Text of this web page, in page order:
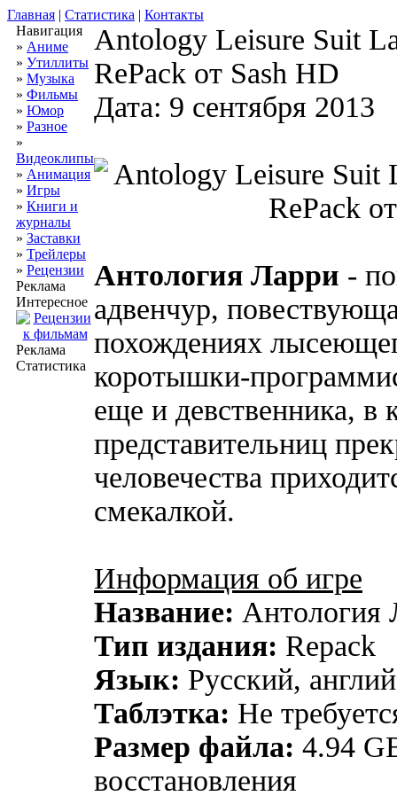
Главная | Статистика | Контакты
Навигация
» Аниме
» Утиллиты
» Музыка
» Фильмы
» Юмор
» Разное
»
Видеоклипы
» Анимация
» Игры
» Книги и
журналы
» Заставки
» Трейлеры
» Рецензии
Реклама
Интересное
Реклама
Статистика
Antology Leisure Suit
RePack от Sash HD
Дата: 9 сентября 2013
Антология Ларри -
адвенчур,
похождениях
коротышки-
еще и девственника, в
представительниц
человечества
смекалкой.
Информация об игре
Название: Антология
Тип издания: Repack
Язык: Русский,
Таблэтка: Не
Размер файла: 4.94
восстановления